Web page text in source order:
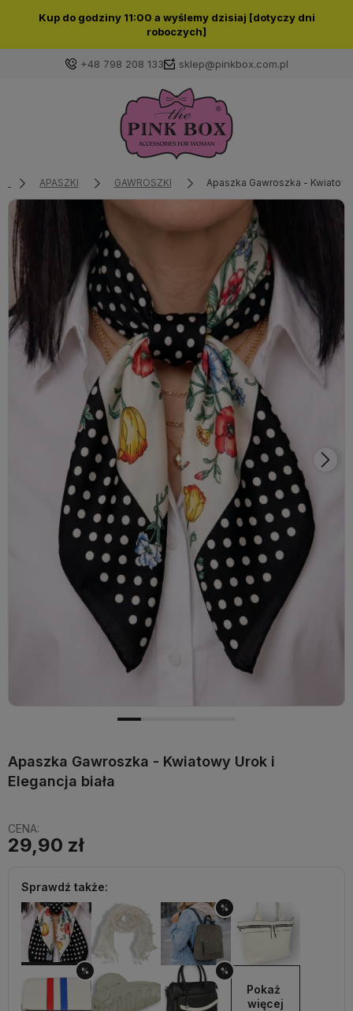
Kup do godziny 11:00 a wyślemy dzisiaj [dotyczy dni
roboczych]
+48 798 208 133 sklep@pinkbox.com.pl
Zaloguj się
Wybierz coś dla siebie z naszej aktualnej oferty lub
zaloguj się, aby przywrócić dodane produkty do listy
z poprzedniej sesji.
APASZKI GAWROSZKI Apaszka Gawroszka -
Apaszka Gawroszka - Kwiatowy Urok i
Elegancja biała
CENA:
29,90 zł
Sprawdź także:
%
% %
Pokaż
więcej